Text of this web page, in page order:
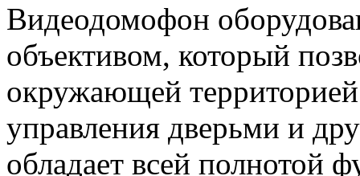
Видеодомофон
объективом, который
окружающей
управления дверьми и
обладает всей полнотой